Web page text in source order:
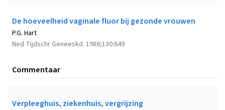
De hoeveelheid vaginale fluor bij gezonde vrouwen
Ned Tijdschr Geneeskd. 1986;130:649
P.G. Hart
Commentaar
Verpleeghuis, ziekenhuis, vergrijzing